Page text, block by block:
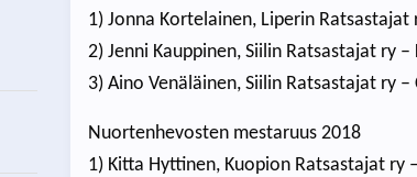
1) Jonna Kortelainen, Liperin Ratsastajat
2) Jenni Kauppinen, Siilin Ratsastajat ry –
3) Aino Venäläinen, Siilin Ratsastajat ry –
Nuortenhevosten mestaruus 2018
1) Kitta Hyttinen, Kuopion Ratsastajat ry